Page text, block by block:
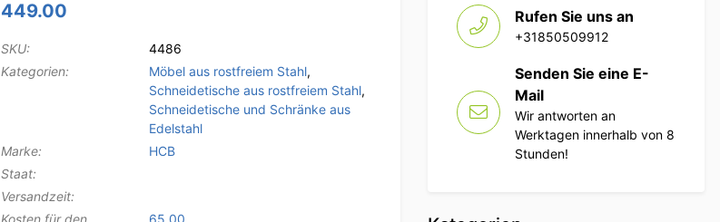
449.00
SKU:
4486
Kategorien:
Möbel aus rostfreiem Stahl,
Schneidetische aus rostfreiem Stahl,
Schneidetische und Schränke aus
Edelstahl
Marke:
HCB
Staat:
Versandzeit:
Kosten für den
65.00
Rufen Sie uns an
+31850509912
Senden Sie eine E-
Mail
Wir antworten an
Werktagen innerhalb von 8
Stunden!